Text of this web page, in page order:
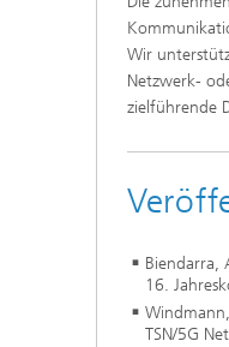
Wir
Netzwerk-
zielführende
Biendarra,
16.
TSN/5G